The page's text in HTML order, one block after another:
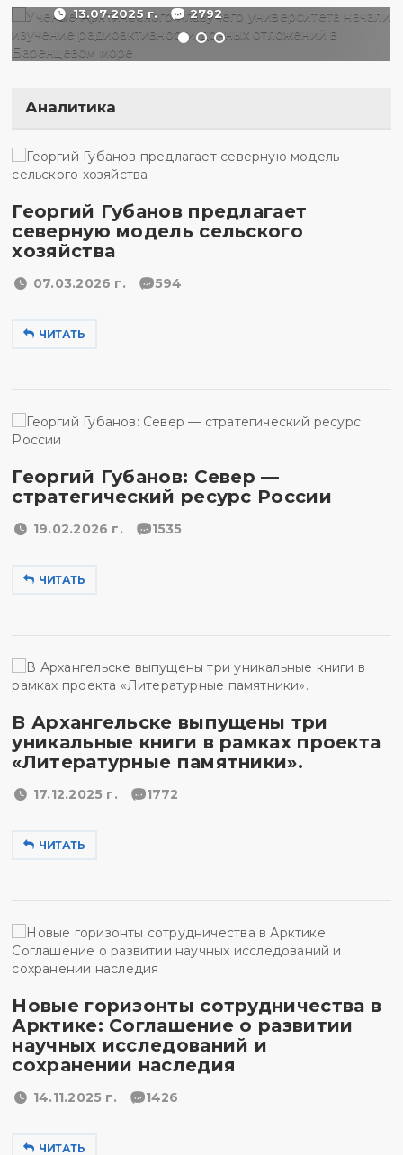
13.07.2025 г. 2792
Аналитика
Георгий Губанов предлагает
северную модель сельского
хозяйства
07.03.2026 г. 594
ЧИТАТЬ
Георгий Губанов: Север —
стратегический ресурс России
19.02.2026 г. 1535
ЧИТАТЬ
В Архангельске выпущены три
уникальные книги в рамках проекта
«Литературные памятники».
17.12.2025 г. 1772
ЧИТАТЬ
Новые горизонты сотрудничества в
Арктике: Соглашение о развитии
научных исследований и
сохранении наследия
14.11.2025 г. 1426
ЧИТАТЬ